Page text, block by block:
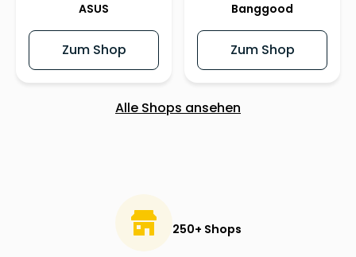
ASUS
Zum Shop
Banggood
Zum Shop
Alle Shops ansehen
250+ Shops